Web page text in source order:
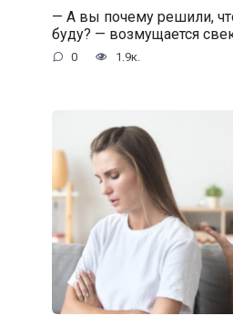
— А вы почему решили,
буду? — возмущается
0 1.9к.